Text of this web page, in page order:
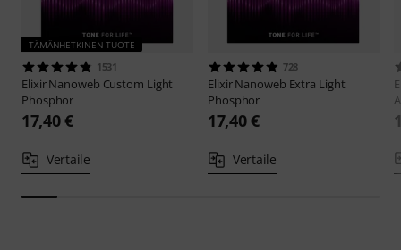
TÄMÄNHETKINEN TUOTE
1531
ElixirNanoweb Custom Light
Phosphor
17,40 €
Vertaile
728
ElixirNanoweb Extra Light
Phosphor
17,40 €
Vertaile